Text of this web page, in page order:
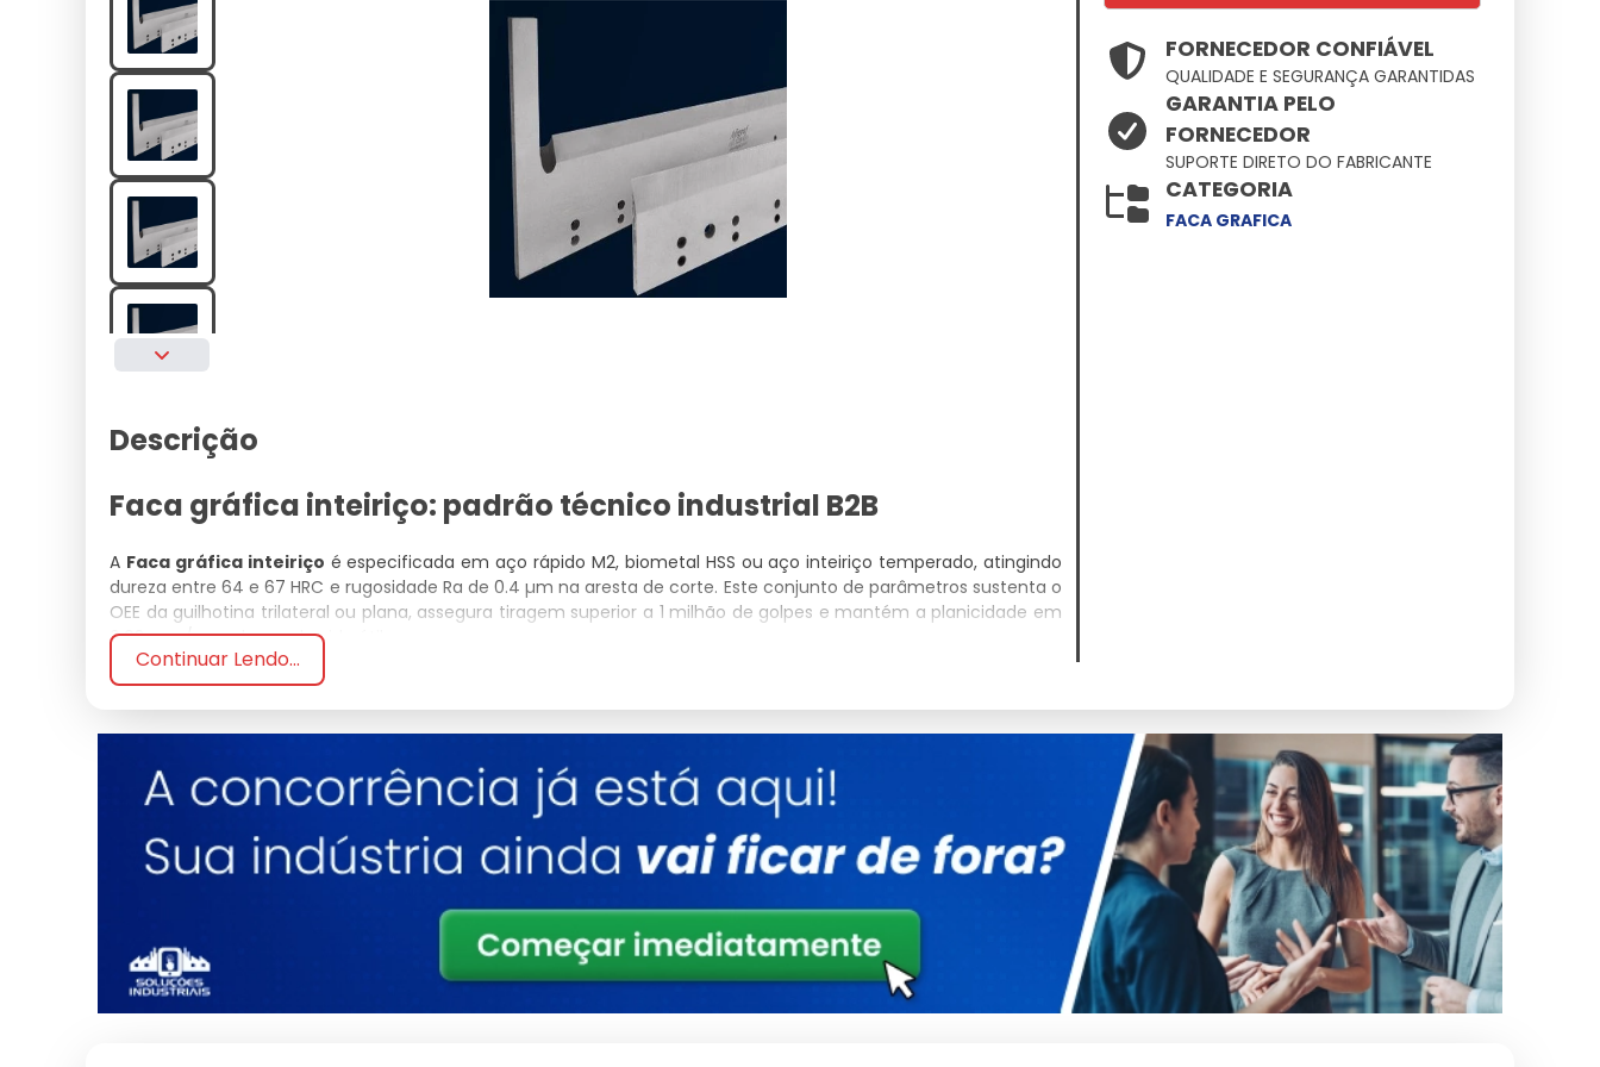
Descrição
Faca gráfica inteiriço: padrão técnico industrial B2B
A Faca gráfica inteiriço é especificada em aço rápido M2, biometal HSS ou aço inteiriço temperado, atingindo
dureza entre 64 e 67 HRC e rugosidade Ra de 0.4 µm na aresta de corte. Este conjunto de parâmetros sustenta o
OEE da guilhotina trilateral ou plana, assegura tiragem superior a 1 milhão de golpes e mantém a planicidade em
0.03 mm/m ao longo da vida útil.
Em operação, aFaca gráfica inteiriço
tensões residuais, garante estabilidade dimensional e reduz o risco de lascamento da aresta, protegendo o ciclo
O rendimento gerado por uma Faca gráfica inteiriçocorretamente especificada alcança até 18 mil batidas por
turno com tolerância de corte de ±0.1 mm, reduzindo refugo, retrabalho e paradas para troca. A conformidade
NBR ISO 9001 e os ensaios de dureza Rockwell C (HRC) por ponto são documentados em certificado técnico
emitido por lote, atendendo a exigência de auditoria industrial B2B.
atende aplicações em papel couché, cartão duplex e triplex, EVA, laminados sintéticos
e embalagens rígidas, com espessuras de 80 a 600 g/m² ou blocos compactados de até 140 mm. A estabilidade
do fio preserva o rendimento m²/h da linha gráfica, eleva a produtividade e sustenta a consistência dimensional
do produto final em toda a tiragem.
Continuar Lendo...
FORNECEDOR CONFIÁVEL
QUALIDADE E SEGURANÇA GARANTIDAS
GARANTIA PELO
FORNECEDOR
SUPORTE DIRETO DO FABRICANTE
CATEGORIA
FACA GRAFICA